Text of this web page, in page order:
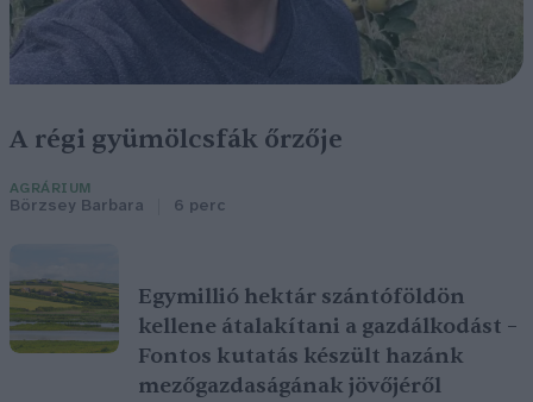
A régi gyümölcsfák őrzője
AGRÁRIUM
Börzsey Barbara 6 perc
Egymillió hektár szántóföldön
kellene átalakítani a gazdálkodást –
Fontos kutatás készült hazánk
mezőgazdaságának jövőjéről